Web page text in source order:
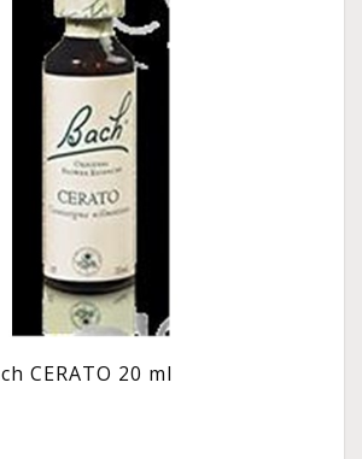
CERATO 20 ml